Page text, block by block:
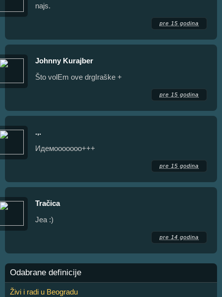
najs.
pre 15 godina
Johnny Kurajber
Što volEm ove drgIraške +
pre 15 godina
.,.
Идемооооооо+++
pre 15 godina
Tračica
Jea :)
pre 14 godina
Odabrane definicije
Živi i radi u Beogradu